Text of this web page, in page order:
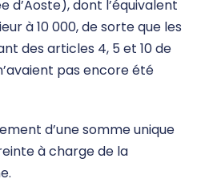
d’Aoste), dont l’équivalent
à 10 000, de sorte que les
des articles 4, 5 et 10 de
pas encore été
d’une somme unique
à charge de la